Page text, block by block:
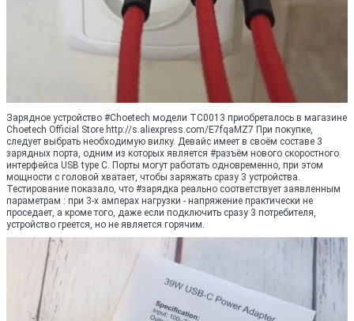
Зарядное устройство #Choetech модели TC0013 приобреталось в магазине
Choetech Official Store http://s.aliexpress.com/E7fqaMZ7 При покупке,
следует выбрать необходимую вилку. Девайс имеет в своём составе 3
зарядных порта, одним из которых является #разъём нового скоростного
интерфейса USB type C. Порты могут работать одновременно, при этом
мощности с головой хватает, чтобы заряжать сразу 3 устройства.
Тестирование показало, что #зарядка реально соответствует заявленным
параметрам : при 3-х амперах нагрузки - напряжение практически не
проседает, а кроме того, даже если подключить сразу 3 потребителя,
устройство греется, но не является горячим.